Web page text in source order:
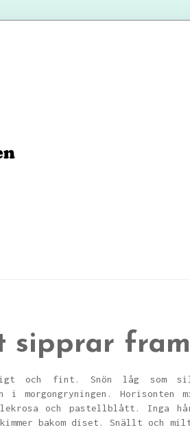
sipprar fram
och fint. Snön låg som
i morgongryningen. Horisonten
och pastellblått. Inga
bakom diset. Snällt och